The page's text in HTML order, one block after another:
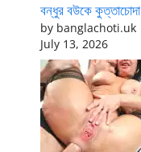
বন্ধুর বউকে কুত্তাচোদা
by banglachoti.uk
July 13, 2026